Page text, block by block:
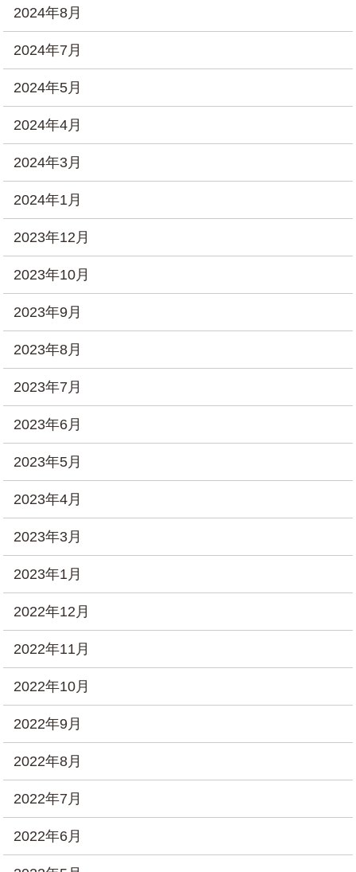
2024年8月
2024年7月
2024年5月
2024年4月
2024年3月
2024年1月
2023年12月
2023年10月
2023年9月
2023年8月
2023年7月
2023年6月
2023年5月
2023年4月
2023年3月
2023年1月
2022年12月
2022年11月
2022年10月
2022年9月
2022年8月
2022年7月
2022年6月